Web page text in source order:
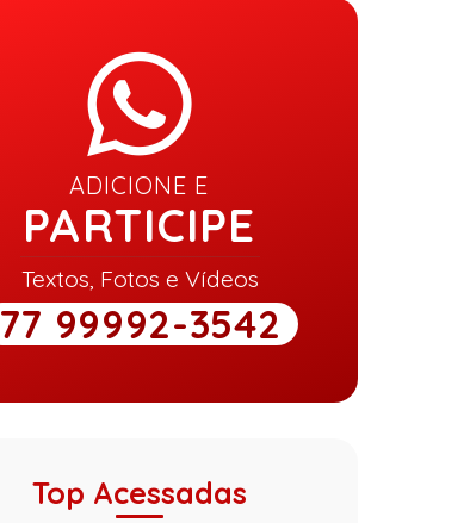
ADICIONE E
PARTICIPE
Textos, Fotos e Vídeos
77 99992-3542
Top Acessadas